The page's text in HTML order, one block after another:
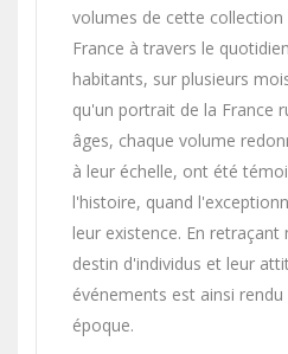
volumes de cette
France à travers le
habitants, sur plusieurs
qu'un portrait de la France
âges, chaque volume
à leur échelle, ont été
l'histoire, quand
leur existence. En
destin d'individus et leur
événements est ainsi
époque.